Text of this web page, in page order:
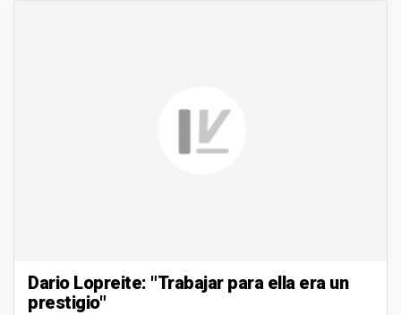
Dario Lopreite: "Trabajar para ella era un
prestigio"